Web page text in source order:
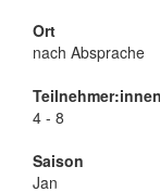
Ort
nach Absprache
Teilnehmer:innen
4 - 8
Saison
Jan